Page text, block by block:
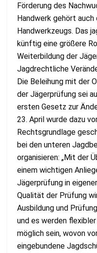
Förderung des
Handwerk gehört auch
Handwerkzeugs. Das
künftig eine größere
Weiterbildung der
Jagdrechtliche
Die Beleihung mit der
der Jägerprüfung sei
ersten Gesetz zur
23. April wurde dazu
Rechtsgrundlage
bei den unteren
organisieren: „Mit der
einem wichtigen
Jägerprüfung in
Qualität der Prüfung
Ausbildung und
und es werden
möglich sein, wovon
eingebundene